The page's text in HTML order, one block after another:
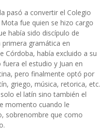
pasó a convertir el Colegio
fue quien se hizo cargo
había sido discípulo de
gramática en
Córdoba, había excluido a su
el estudio y Juan en
pero finalmente optó por
griego, música, retorica, etc.
el latín sino también el
momento cuando le
sobrenombre que como